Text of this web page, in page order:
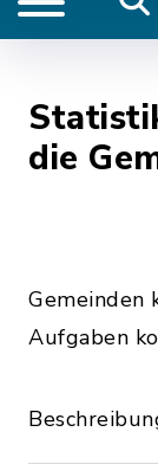
die
Gemeinden
Aufgaben